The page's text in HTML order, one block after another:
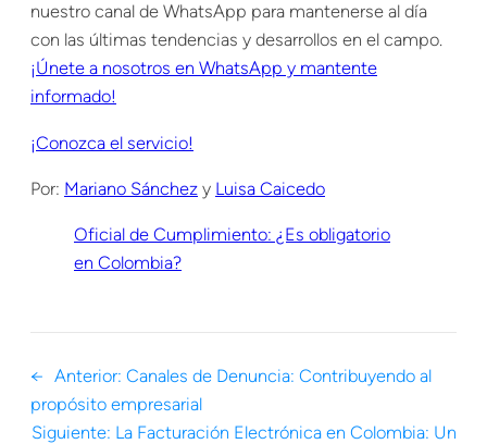
nuestro canal de WhatsApp para mantenerse al día
con las últimas tendencias y desarrollos en el campo.
¡Únete a nosotros en WhatsApp y mantente
informado!
¡Conozca el servicio!
Por: Mariano Sánchez y Luisa Caicedo
Oficial de Cumplimiento: ¿Es obligatorio
en Colombia?
← Anterior: Canales de Denuncia: Contribuyendo al
propósito empresarial
Siguiente: La Facturación Electrónica en Colombia: Un